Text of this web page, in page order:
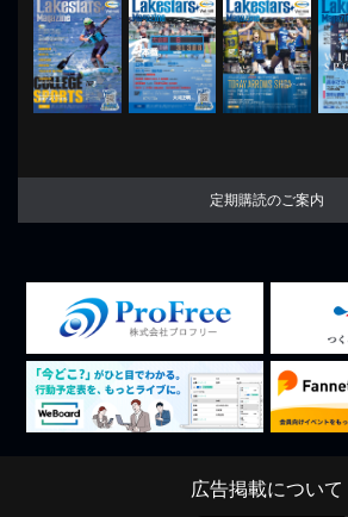
定期購読のご案内
広告掲載について